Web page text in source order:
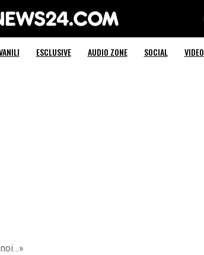
News 24
ESCLUSIVE AUDIO ZONE SOCIAL VIDEO